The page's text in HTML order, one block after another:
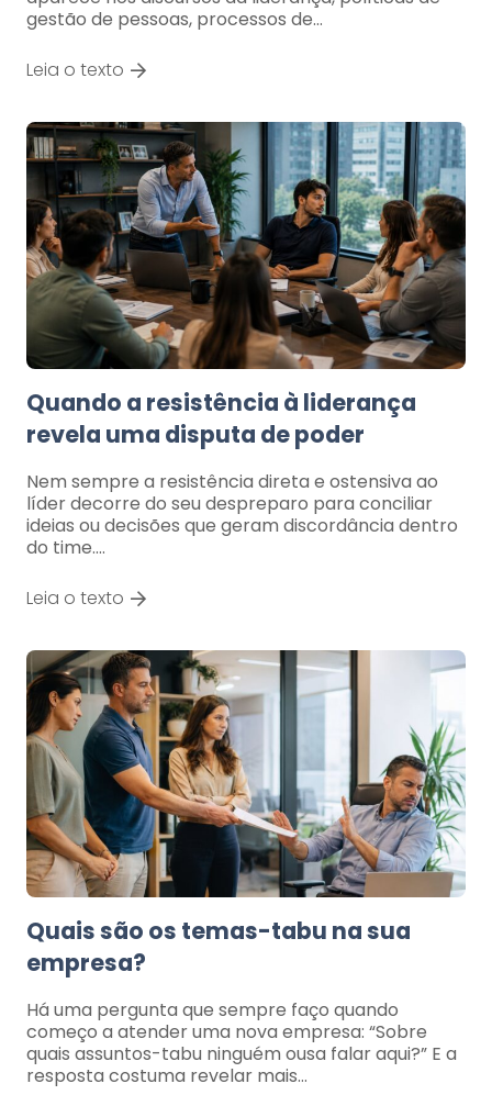
gestão de pessoas, processos de…
Leia o texto
Quando a resistência à liderança
revela uma disputa de poder
Nem sempre a resistência direta e ostensiva ao
líder decorre do seu despreparo para conciliar
ideias ou decisões que geram discordância dentro
do time.…
Leia o texto
Quais são os temas-tabu na sua
empresa?
Há uma pergunta que sempre faço quando
começo a atender uma nova empresa: “Sobre
quais assuntos-tabu ninguém ousa falar aqui?” E a
resposta costuma revelar mais…